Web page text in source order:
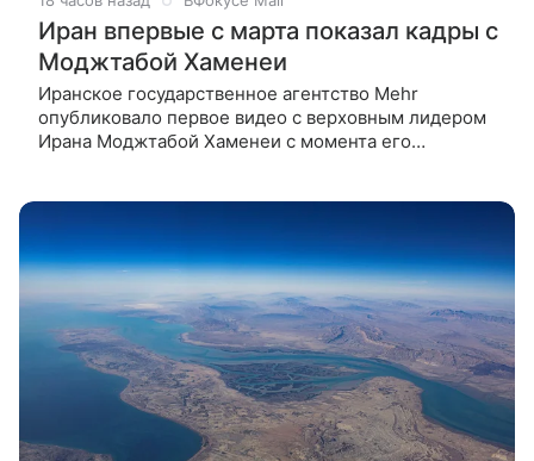
Иран впервые с марта показал кадры с
Моджтабой Хаменеи
Иранское государственное агентство Mehr
опубликовало первое видео с верховным лидером
Ирана Моджтабой Хаменеи с момента его